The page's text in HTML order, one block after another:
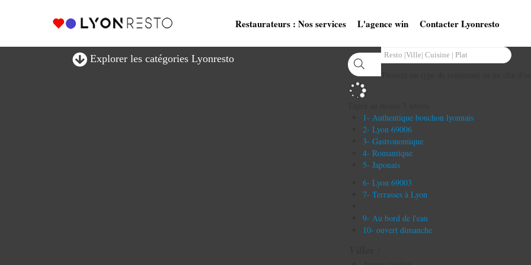
Restaurateurs : Nos services L'agence win Contacter Lyonresto
Explorer les catégories Lyonresto
1- Authentique bouchon lyonnais
2- Lyon 69006
3- Gastronomique
4- Romantique
5- Japonais
6- Lyon 69003
7- Terrasses à Lyon
9- Au bord de l'eau
10- ouvert dimanche